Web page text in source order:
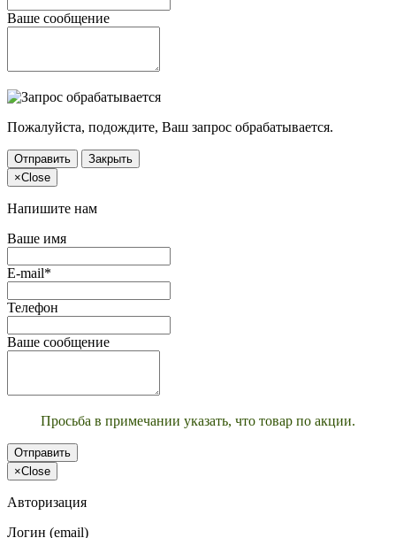
Ваше сообщение
Пожалуйста, подождите, Ваш запрос обрабатывается.
Отправить
Закрыть
×Close
Напишите нам
Ваше имя
E-mail*
Телефон
Ваше сообщение
Просьба в примечании указать, что товар по акции.
Отправить
×Close
Авторизация
Логин (email)